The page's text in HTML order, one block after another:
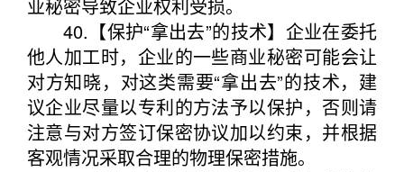
业秘密导致企业权利受损。
40.【保护“拿出去”的技术】企业在委托
他人加工时，企业的一些商业秘密可能会让
对方知晓，对这类需要“拿出去”的技术，建
议企业尽量以专利的方法予以保护，否则请
注意与对方签订保密协议加以约束，并根据
客观情况采取合理的物理保密措施。